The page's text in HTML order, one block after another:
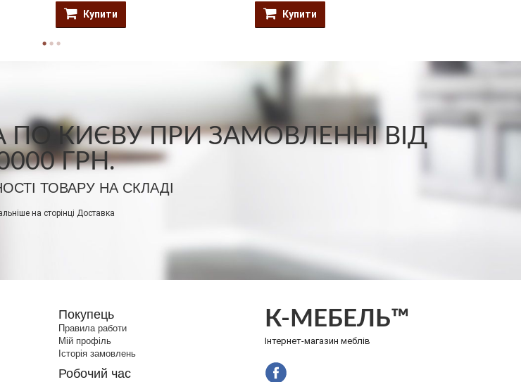
Купити Купити
КИЄВУ ПРИ ЗАМОВЛЕННІ ВІД
ГРН.
ТОВАРУ НА СКЛАДІ
на сторінці Доставка
Покупець
Правила работи
Мій профіль
Історія замовлень
Робочий час
К-МЕБЕЛЬ™
Інтернет-магазин меблів